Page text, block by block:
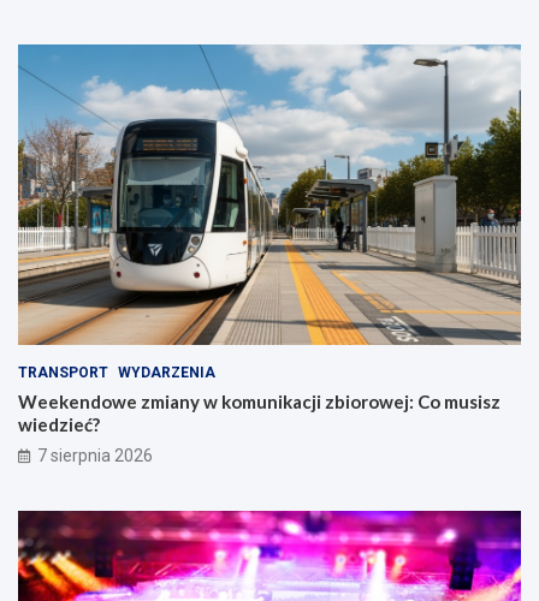
TRANSPORT WYDARZENIA
Weekendowe zmiany w komunikacji zbiorowej: Co musisz
wiedzieć?
7 sierpnia 2026